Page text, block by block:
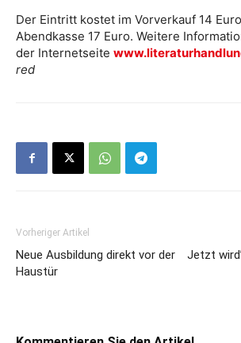
Der Eintritt kostet im Vorverkauf 14
Abendkasse 17 Euro. Weitere
der Internetseite
red
Vorheriger Artikel
Neue Ausbildung direkt vor der
Haustür
Jetzt